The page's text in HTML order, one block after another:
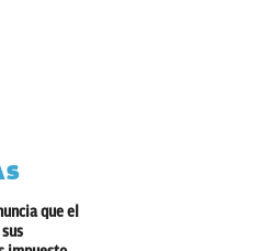
que el